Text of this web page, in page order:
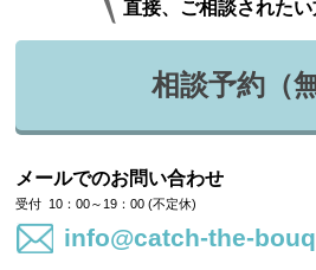
直接、ご相談された
相談予約（
メールでのお問い合わせ
10：00～19：00 (不定休)
info@catch-the-